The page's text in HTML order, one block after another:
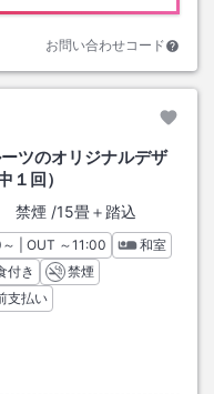
お問い合わせコード
ツのオリジナルデザ
１回）
禁煙 /15畳＋踏込
クイン
～ | OUT チェックアウト
～11:00
和室
付き
禁煙
支払い